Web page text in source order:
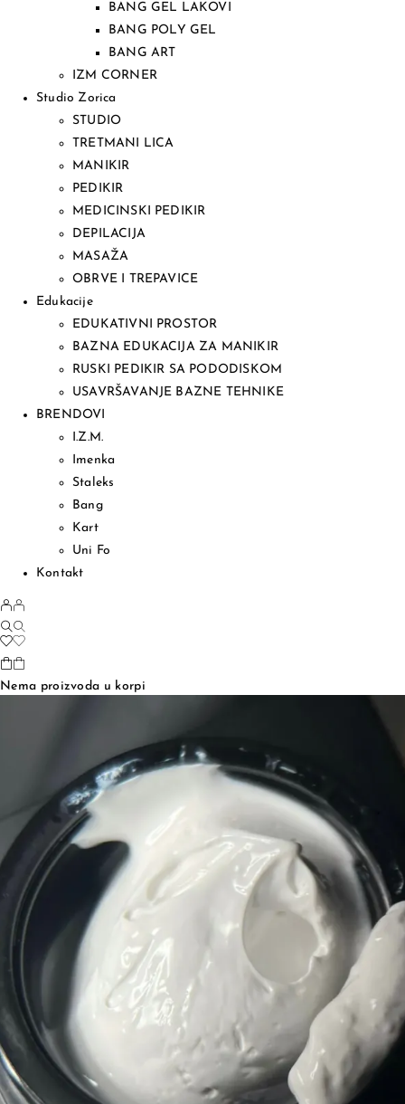
BANG GEL LAKOVI
BANG POLY GEL
BANG ART
IZM CORNER
Studio Zorica
STUDIO
TRETMANI LICA
MANIKIR
PEDIKIR
MEDICINSKI PEDIKIR
DEPILACIJA
MASAŽA
OBRVE I TREPAVICE
Edukacije
EDUKATIVNI PROSTOR
BAZNA EDUKACIJA ZA MANIKIR
RUSKI PEDIKIR SA PODODISKOM
USAVRŠAVANJE BAZNE TEHNIKE
BRENDOVI
I.Z.M.
Imenka
Staleks
Bang
Kart
Uni Fo
Kontakt
Nema proizvoda u korpi